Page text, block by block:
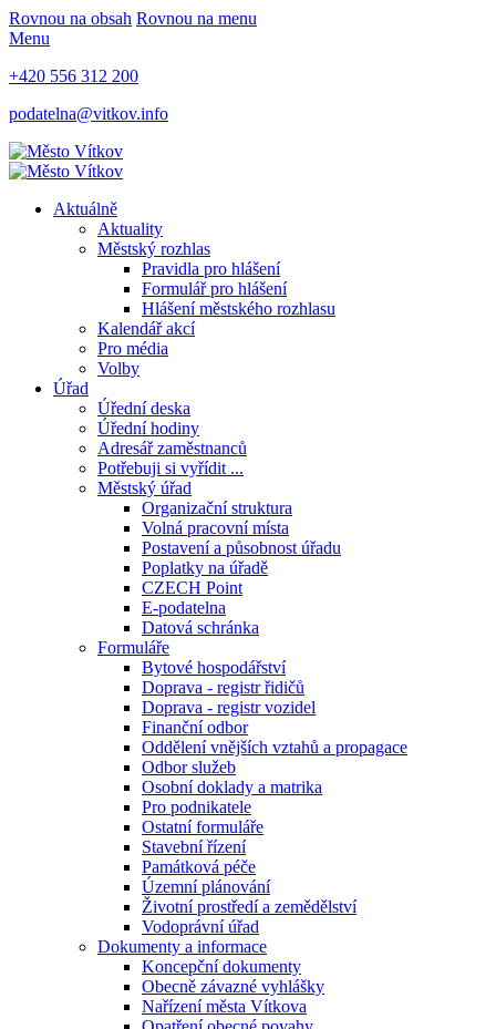
Rovnou na obsah Rovnou na menu
Menu
+420 556 312 200
podatelna@vitkov.info
Aktuálně
Aktuality
Městský rozhlas
Pravidla pro hlášení
Formulář pro hlášení
Hlášení městského rozhlasu
Kalendář akcí
Pro média
Volby
Úřad
Úřední deska
Úřední hodiny
Adresář zaměstnanců
Potřebuji si vyřídit ...
Městský úřad
Organizační struktura
Volná pracovní místa
Postavení a působnost úřadu
Poplatky na úřadě
CZECH Point
E-podatelna
Datová schránka
Formuláře
Bytové hospodářství
Doprava - registr řidičů
Doprava - registr vozidel
Finanční odbor
Oddělení vnějších vztahů a propagace
Odbor služeb
Osobní doklady a matrika
Pro podnikatele
Ostatní formuláře
Stavební řízení
Památková péče
Územní plánování
Životní prostředí a zemědělství
Vodoprávní úřad
Dokumenty a informace
Koncepční dokumenty
Obecně závazné vyhlášky
Nařízení města Vítkova